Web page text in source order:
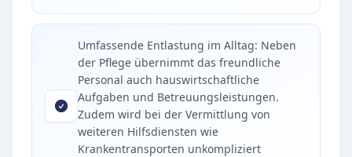
Umfassende Entlastung im Alltag: Neben
der Pflege übernimmt das freundliche
Personal auch hauswirtschaftliche
Aufgaben und Betreuungsleistungen.
Zudem wird bei der Vermittlung von
weiteren Hilfsdiensten wie
Krankentransporten unkompliziert